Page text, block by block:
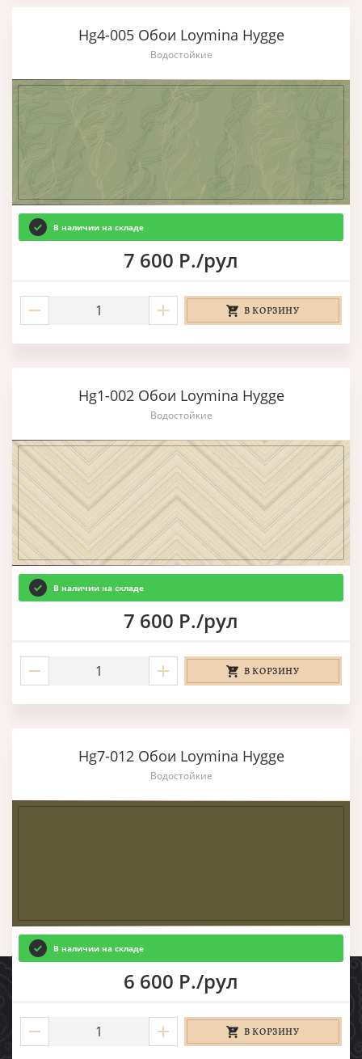
Hg4-005 Обои Loymina Hygge
Водостойкие
В наличии на складе
7 600 Р./рул
В КОРЗИНУ
Hg1-002 Обои Loymina Hygge
Водостойкие
В наличии на складе
7 600 Р./рул
В КОРЗИНУ
Hg7-012 Обои Loymina Hygge
Водостойкие
В наличии на складе
6 600 Р./рул
В КОРЗИНУ